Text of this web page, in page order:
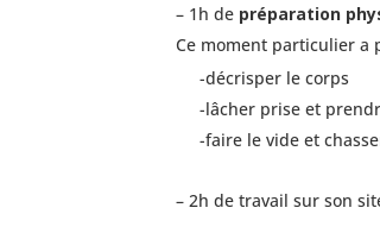
– 1h de préparation
Ce moment particulier a
-décrisper le corps
-lâcher prise et
-faire le vide et
– 2h de travail sur son